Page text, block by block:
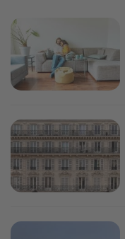
Image
Image
Image